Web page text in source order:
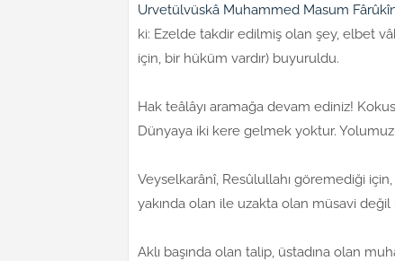
Urvetülvüskâ Muhammed Masum
ki: Ezelde takdir edilmiş olan şey, elbet
için, bir hüküm vardır) buyuruldu.
Hak teâlâyı aramağa devam ediniz!
Dünyaya iki kere gelmek yoktur.
Veyselkarânî, Resûlullahı göremediği
yakında olan ile uzakta olan müsavi
Aklı başında olan talip, üstadına olan